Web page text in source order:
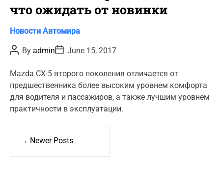
что ожидать от новинки
C
t
g
o
r
i
e
Новости Автомира
P
o
t
A
u
t
h
o
By adminP
o
t
D
a
t
e
June 15, 2017
Mazda CX-5 второго поколения отличается от
предшественника более высоким уровнем комфорта
для водителя и пассажиров, а также лучшим уровнем
практичности в эксплуатации.
P
s
t
→ Newer Posts